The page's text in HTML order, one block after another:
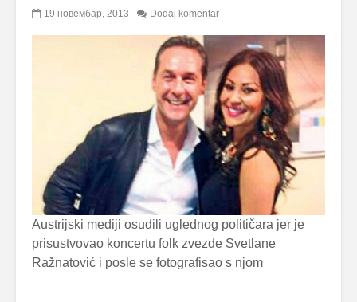
19 новембар, 2013 Dodaj komentar
Austrijski mediji osudili uglednog političara jer je
prisustvovao koncertu folk zvezde Svetlane
Ražnatović i posle se fotografisao s njom